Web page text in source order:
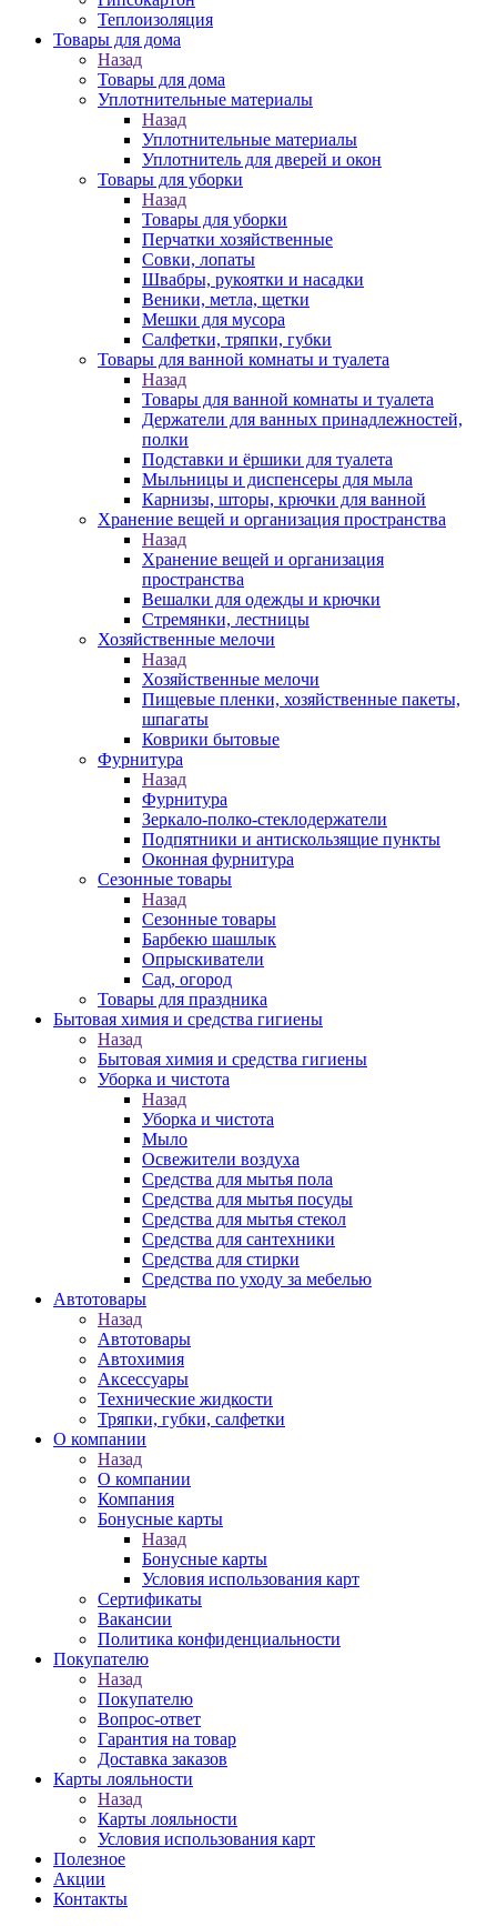
Теплоизоляция
Товары для дома
Назад
Товары для дома
Уплотнительные материалы
Назад
Уплотнительные материалы
Уплотнитель для дверей и окон
Товары для уборки
Назад
Товары для уборки
Перчатки хозяйственные
Совки, лопаты
Швабры, рукоятки и насадки
Веники, метла, щетки
Мешки для мусора
Салфетки, тряпки, губки
Товары для ванной комнаты и туалета
Назад
Товары для ванной комнаты и туалета
Держатели для ванных принадлежностей,
полки
Подставки и ёршики для туалета
Мыльницы и диспенсеры для мыла
Карнизы, шторы, крючки для ванной
Хранение вещей и организация пространства
Назад
Хранение вещей и организация
пространства
Вешалки для одежды и крючки
Стремянки, лестницы
Хозяйственные мелочи
Назад
Хозяйственные мелочи
Пищевые пленки, хозяйственные пакеты,
шпагаты
Коврики бытовые
Фурнитура
Назад
Фурнитура
Зеркало-полко-стеклодержатели
Подпятники и антискользящие пункты
Оконная фурнитура
Сезонные товары
Назад
Сезонные товары
Барбекю шашлык
Опрыскиватели
Сад, огород
Товары для праздника
Бытовая химия и средства гигиены
Назад
Бытовая химия и средства гигиены
Уборка и чистота
Назад
Уборка и чистота
Мыло
Освежители воздуха
Средства для мытья пола
Средства для мытья посуды
Средства для мытья стекол
Средства для сантехники
Средства для стирки
Средства по уходу за мебелью
Автотовары
Назад
Автотовары
Автохимия
Аксессуары
Технические жидкости
Тряпки, губки, салфетки
О компании
Назад
О компании
Компания
Бонусные карты
Назад
Бонусные карты
Условия использования карт
Сертификаты
Вакансии
Политика конфиденциальности
Покупателю
Назад
Покупателю
Вопрос-ответ
Гарантия на товар
Доставка заказов
Карты лояльности
Назад
Карты лояльности
Условия использования карт
Полезное
Акции
Контакты